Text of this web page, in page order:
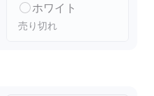
ホワイト
売り切れ